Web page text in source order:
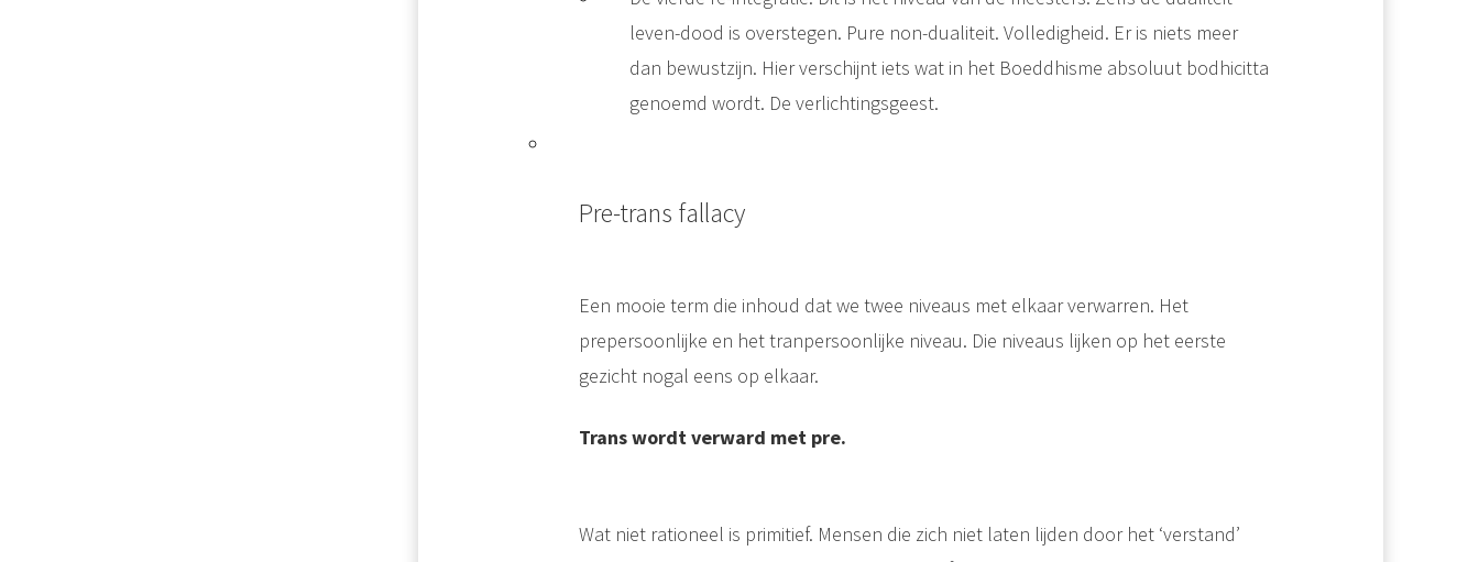
leven-dood is overstegen. Pure non-dualiteit. Volledigheid. Er is niets meer
dan bewustzijn. Hier verschijnt iets wat in het Boeddhisme absoluut bodhicitta
genoemd wordt. De verlichtingsgeest.
Pre-trans fallacy
Een mooie term die inhoud dat we twee niveaus met elkaar verwarren. Het
prepersoonlijke en het tranpersoonlijke niveau. Die niveaus lijken op het eerste
gezicht nogal eens op elkaar.
Trans wordt verward met pre.
Wat niet rationeel is primitief. Mensen die zich niet laten lijden door het ‘verstand’